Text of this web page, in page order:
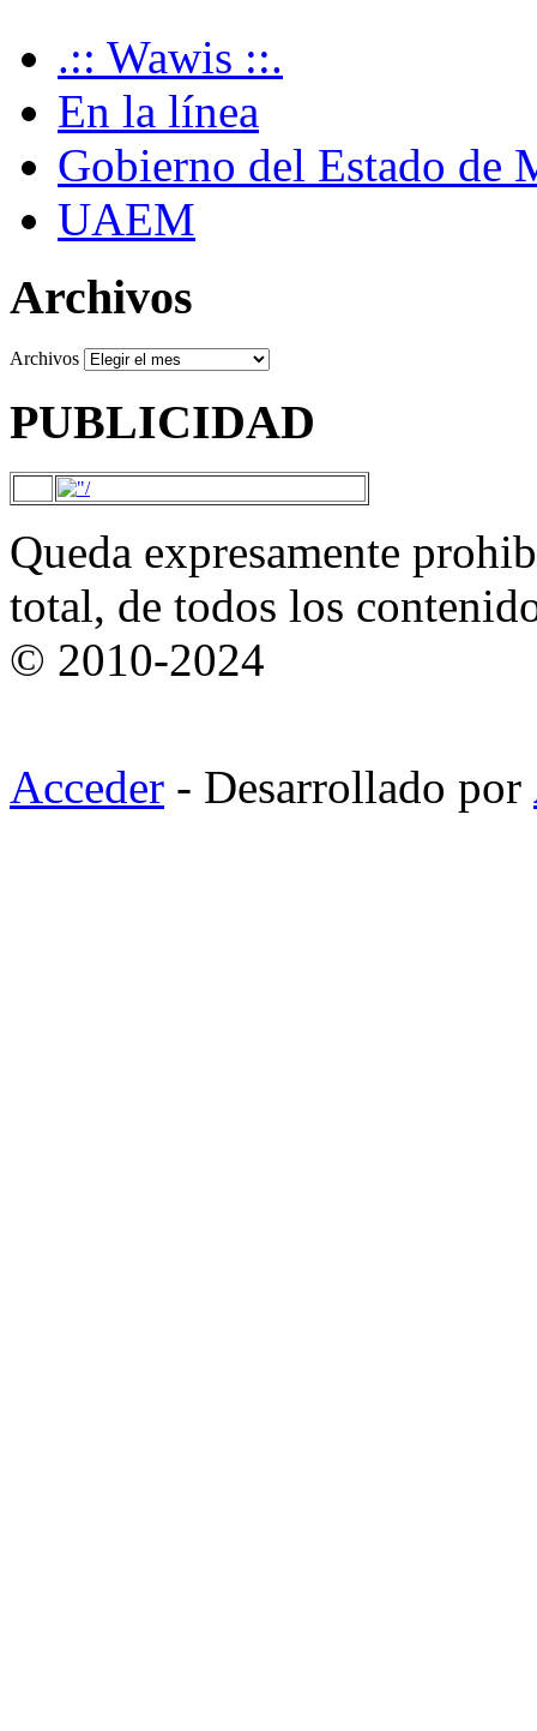
.:: Wawis ::.
En la línea
Gobierno del Estado de
UAEM
Archivos
Archivos
PUBLICIDAD
Queda expresamente
total, de todos los
© 2010-2024
Acceder - Desarrollado por